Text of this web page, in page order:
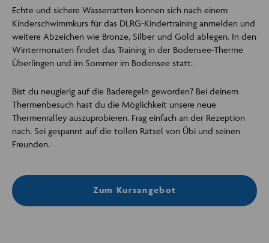
Echte und sichere Wasserratten können sich nach einem
Kinderschwimmkurs für das DLRG-Kindertraining anmelden und
weitere Abzeichen wie Bronze, Silber und Gold ablegen. In den
Wintermonaten findet das Training in der Bodensee-Therme
Überlingen und im Sommer im Bodensee statt.
Bist du neugierig auf die Baderegeln geworden? Bei deinem
Thermenbesuch hast du die Möglichkeit unsere neue
Thermenralley auszuprobieren. Frag einfach an der Rezeption
nach. Sei gespannt auf die tollen Rätsel von Übi und seinen
Freunden.
Zum Kursangebot